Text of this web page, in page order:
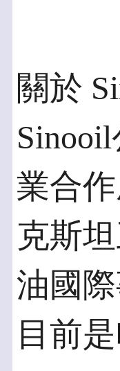
關於
業合
克斯
油國
目前